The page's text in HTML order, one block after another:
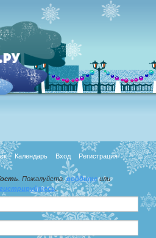
Календарь Вход Регистрация
. Пожалуйста,войдитеили
.